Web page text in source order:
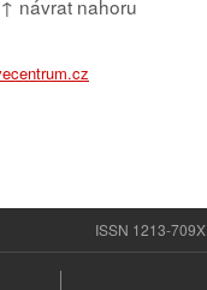
↑ návrat nahoru
ISSN 1213-